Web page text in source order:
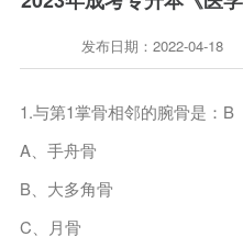
发布日期：2022-04-18
1.与第1掌骨相邻的腕骨是：B
A、手舟骨
B、大多角骨
C、月骨